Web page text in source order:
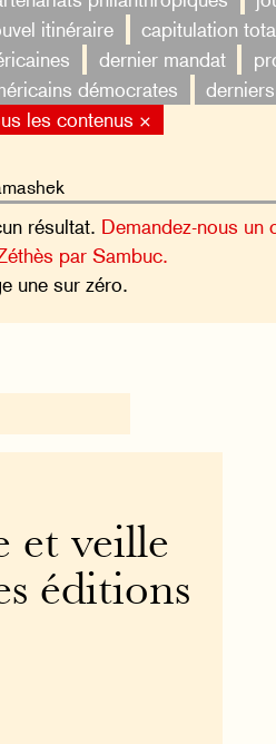
itinéraire
capitulation
dernier mandat
démocrates
les contenus ×
résultat. Demandez-nous un
par Sambuc.
une sur zéro.
et veille
éditions